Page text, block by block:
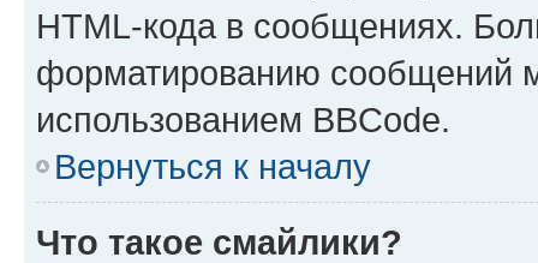
HTML-кода в сообщениях.
форматированию сообщений
использованием BBCode.
Вернуться к началу
Что такое смайлики?